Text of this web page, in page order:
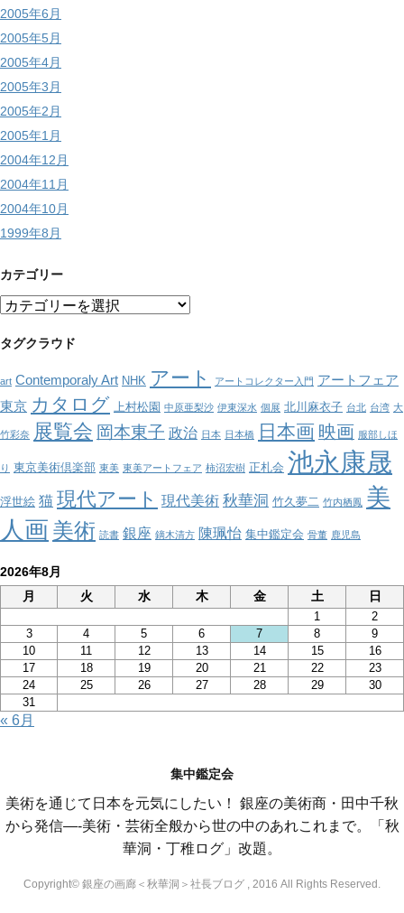
2005年6月
2005年5月
2005年4月
2005年3月
2005年2月
2005年1月
2004年12月
2004年11月
2004年10月
1999年8月
カテゴリー
カ
ゴ
ー
タグクラウド
art Contemporaly Art NHK アート アートコレクター入門 アートフェア
東京 カタログ 上村松園 中原亜梨沙 伊東深水 個展 北川麻衣子 台北 台湾 大
竹彩奈 展覧会 岡本東子 政治 日本 日本橋 日本画 映画 服部しほ
り 東京美術倶楽部 東美 東美アートフェア 柿沼宏樹 正札会 池永康晟
浮世絵 猫 現代アート 現代美術 秋華洞 竹久夢二 竹内栖鳳 美
人画 美術 読書 銀座 鏑木清方 陳珮怡 集中鑑定会 骨董 鹿児島
2026年8月
月
火 水 木 金 土 日
1
2
3
4 5 6 7 8
9
10
11 12 13 14 15
16
17
18 19 20 21 22
23
24
25 26 27 28 29
30
31
« 6月
集中鑑定会
美術を通じて日本を元気にしたい！ 銀座の美術商・田中千秋
から発信—-美術・芸術全般から世の中のあれこれまで。「秋
華洞・丁稚ログ」改題。
Copyright© 銀座の画廊＜秋華洞＞社長ブログ , 2016 All Rights Reserved.